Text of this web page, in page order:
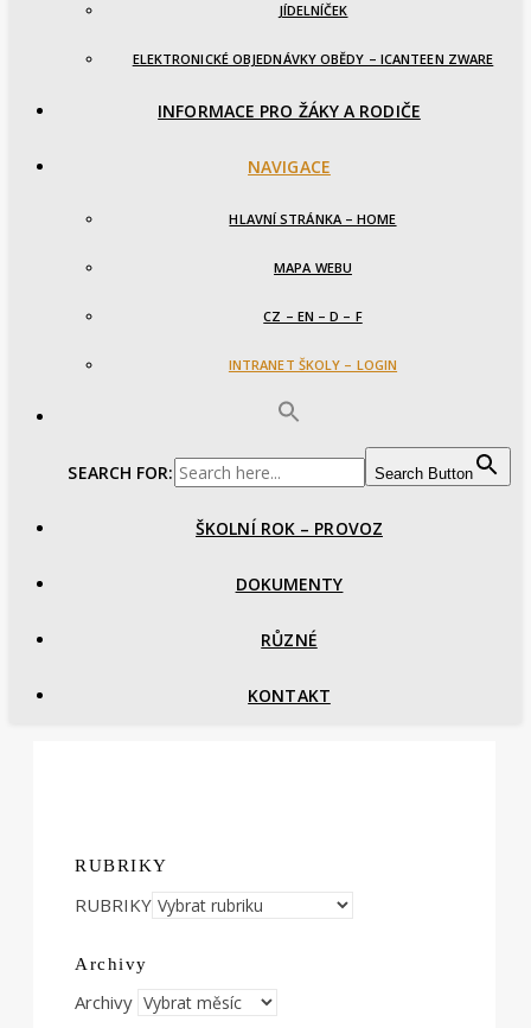
JÍDELNÍČEK
ELEKTRONICKÉ OBJEDNÁVKY OBĚDY – ICANTEEN ZWARE
INFORMACE PRO ŽÁKY A RODIČE
NAVIGACE
HLAVNÍ STRÁNKA – HOME
MAPA WEBU
CZ – EN – D – F
INTRANET ŠKOLY – LOGIN
SEARCH FOR: Search Button
ŠKOLNÍ ROK – PROVOZ
DOKUMENTY
RŮZNÉ
KONTAKT
RUBRIKY
RUBRIKY
Archivy
Archivy